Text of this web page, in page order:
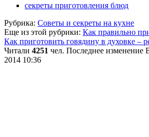
секреты приготовления блюд
Рубрика: Советы и секреты на кухне
Еще из этой рубрики: Как правильно
Как приготовить говядину в духовке –
Читали 4251 чел. Последнее изменение
2014 10:36